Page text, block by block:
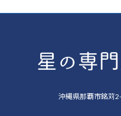
沖縄県那覇市銘苅